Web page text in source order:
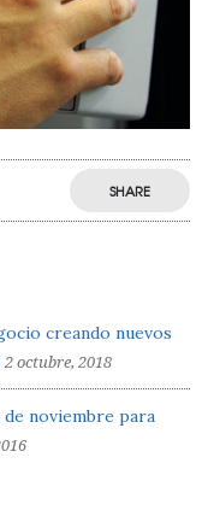
SHARE
creando nuevos
2 octubre, 2018
noviembre para